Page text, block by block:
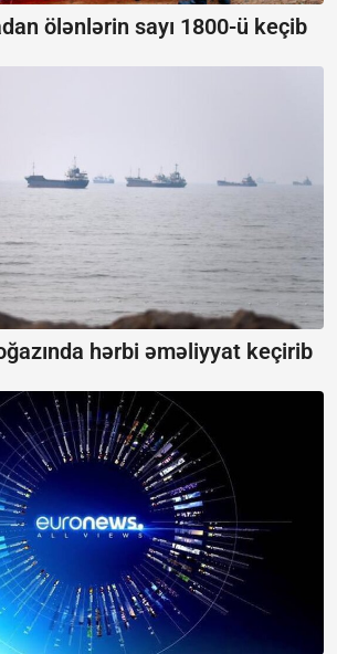
ölənlərin sayı 1800-ü keçib
hərbi əməliyyat keçirib